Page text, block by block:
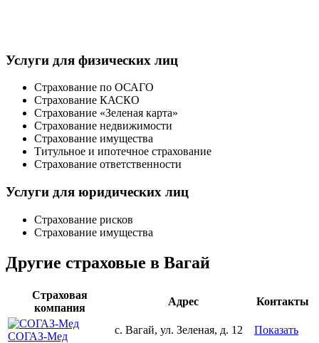
Услуги для физических лиц
Страхование по ОСАГО
Страхование КАСКО
Страхование «Зеленая карта»
Страхование недвижимости
Страхование имущества
Титульное и ипотечное страхование
Страхование ответственности
Услуги для юридических лиц
Страхование рисков
Страхование имущества
Другие страховые в Вагай
Страховая
компания
Адрес Контакты
СОГАЗ-Мед
с. Вагай, ул. Зеленая, д. 12 Показать